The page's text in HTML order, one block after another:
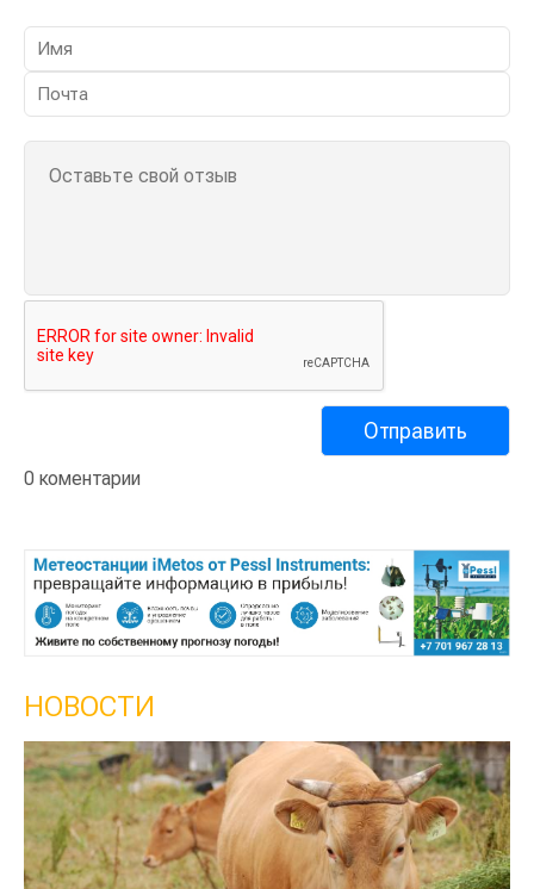
0 коментарии
НОВОСТИ